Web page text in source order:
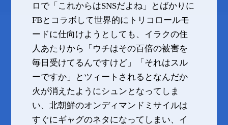
ロで「これからはSNSだよね」とばかりに
FBとコラボして世界的にトリコロールモ
ードに仕向けようとしても、イラクの住
人あたりから「ウチはその百倍の被害を
毎日受けてるんですけど」「それはスル
ーですか」とツィートされるとなんだか
火が消えたようにシュンとなってしま
い、北朝鮮のオンディマンドミサイルは
すぐにギャグのネタになってしまい、イ